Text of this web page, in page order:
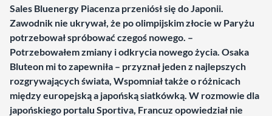
Sales Bluenergy Piacenza przeniósł się do Japonii.
Zawodnik nie ukrywał, że po olimpijskim złocie w Paryżu
potrzebował spróbować czegoś nowego. –
Potrzebowałem zmiany i odkrycia nowego życia. Osaka
Bluteon mi to zapewniła – przyznał jeden z najlepszych
rozgrywających świata, Wspomniał także o różnicach
między europejską a japońską siatkówką. W rozmowie dla
japońskiego portalu Sportiva, Francuz opowiedział nie